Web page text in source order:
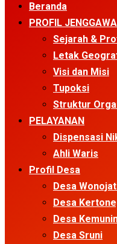
Beranda
PROFIL
Sejarah &
Letak
Visi dan Misi
Tupoksi
Struktur
PELAYANAN
Dispensasi
Ahli Waris
Profil Desa
Desa
Desa
Desa
Desa Sruni